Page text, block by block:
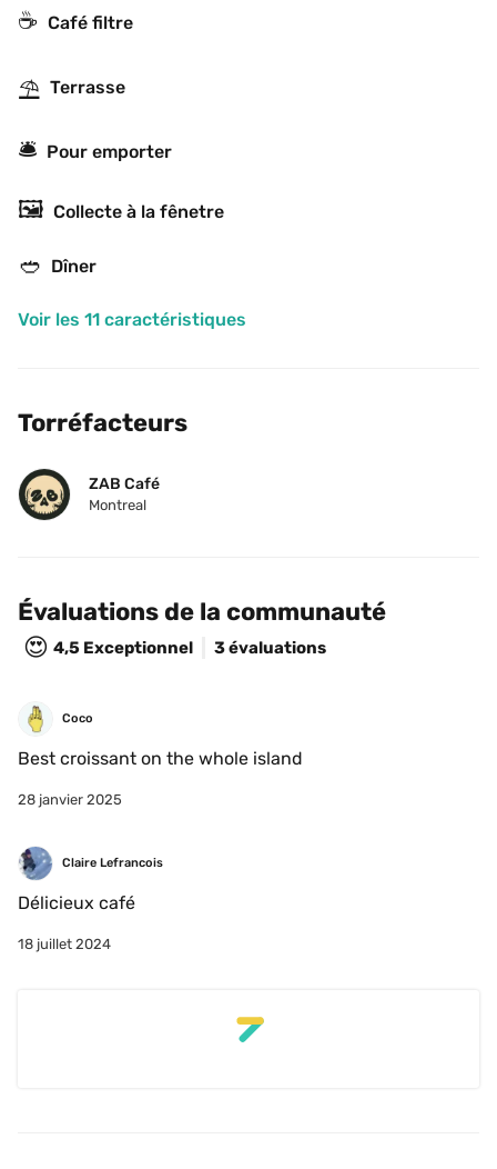
☕️ Café filtre
⛱ Terrasse
🛎 Pour emporter
🖼 Collecte à la fênetre
🥙 Dîner
Voir les 11 caractéristiques
Torréfacteurs
ZAB Café
Montreal
Évaluations de la communauté
😍 4,5 Exceptionnel 3 évaluations
Coco
Best croissant on the whole island
28 janvier 2025
Claire Lefrancois
18 juillet 2024